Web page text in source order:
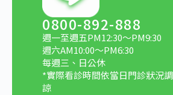
0800-892-888
週一至週五PM12:30～PM9:30
週六AM10:00～PM6:30
每週三、日公休
*實際看診時間依當日門診狀況
諒